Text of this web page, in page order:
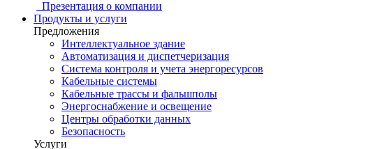
Презентация о компании
Продукты и услуги
Предложения
Интеллектуальное здание
Автоматизация и диспетчеризация
Система контроля и учета энергоресурсов
Кабельные системы
Кабельные трассы и фальшполы
Энергоснабжение и освещение
Центры обработки данных
Безопасность
Услуги